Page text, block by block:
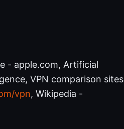
- apple.com, Artificial
VPN comparison sites
vpn, Wikipedia -